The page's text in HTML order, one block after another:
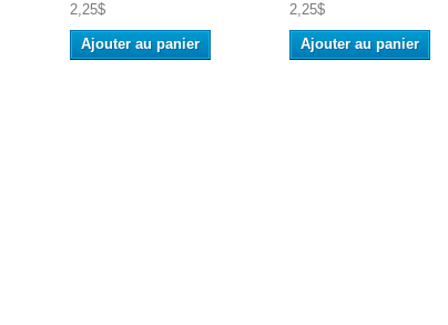
2,25$
Ajouter au panier
2,25$
Ajouter au panier